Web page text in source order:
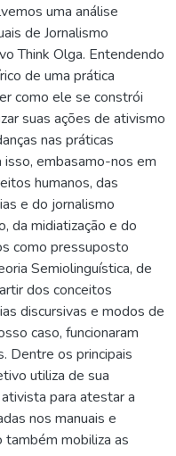
uma análise
de Jornalismo
Think Olga. Entendendo
de uma prática
como ele se constrói
suas ações de ativismo
nas práticas
embasamo-nos em
humanos, das
e do jornalismo
da midiatização e do
como pressuposto
Semiolinguística, de
dos conceitos
discursivas e modos de
caso, funcionaram
Dentre os principais
utiliza de sua
para atestar a
nos manuais e
também mobiliza as